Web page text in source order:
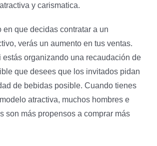
y carismatica.
en que decidas contratar a un
verás un aumento en tus ventas.
estás organizando una recaudación de
que desees que los invitados pidan
de bebidas posible. Cuando tienes
atractiva, muchos hombres e
son más propensos a comprar más